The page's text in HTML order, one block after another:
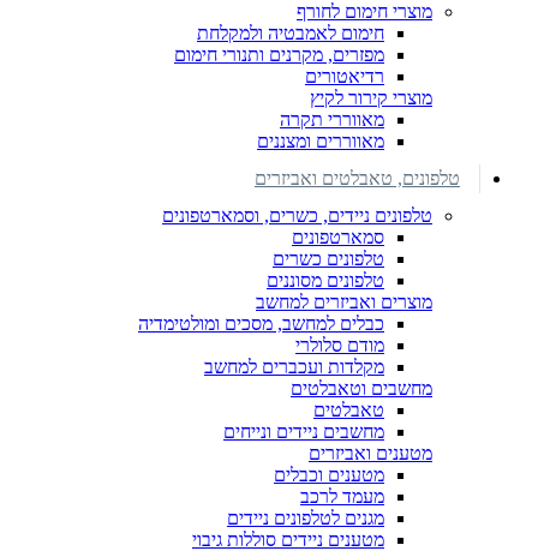
מוצרי חימום לחורף
חימום לאמבטיה ולמקלחת
מפזרים, מקרנים ותנורי חימום
רדיאטורים
מוצרי קירור לקיץ
מאווררי תקרה
מאווררים ומצננים
טלפונים, טאבלטים ואביזרים
טלפונים ניידים, כשרים, וסמארטפונים
סמארטפונים
טלפונים כשרים
טלפונים מסוננים
מוצרים ואביזרים למחשב
כבלים למחשב, מסכים ומולטימדיה
מודם סלולרי
מקלדות ועכברים למחשב
מחשבים וטאבלטים
טאבלטים
מחשבים ניידים ונייחים
מטענים ואביזרים
מטענים וכבלים
מעמד לרכב
מגנים לטלפונים ניידים
מטענים ניידים סוללות גיבוי